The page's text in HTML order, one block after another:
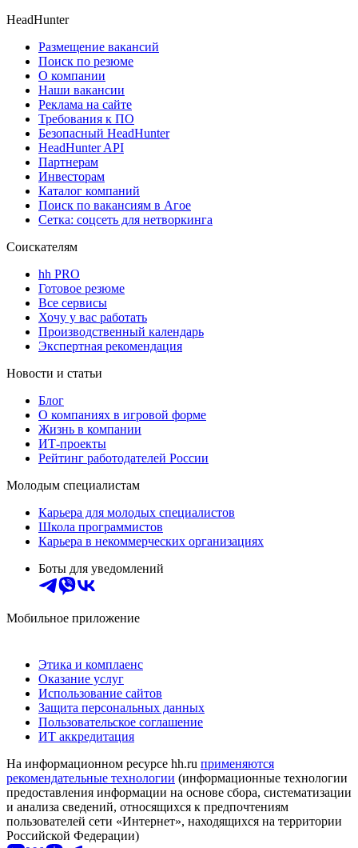
HeadHunter
Размещение вакансий
Поиск по резюме
О компании
Наши вакансии
Реклама на сайте
Требования к ПО
Безопасный HeadHunter
HeadHunter API
Партнерам
Инвесторам
Каталог компаний
Поиск по вакансиям в Агое
Сетка: соцсеть для нетворкинга
Соискателям
hh PRO
Готовое резюме
Все сервисы
Хочу у вас работать
Производственный календарь
Экспертная рекомендация
Новости и статьи
Блог
О компаниях в игровой форме
Жизнь в компании
ИТ-проекты
Рейтинг работодателей России
Молодым специалистам
Карьера для молодых специалистов
Школа программистов
Карьера в некоммерческих организациях
Боты для уведомлений
Мобильное приложение
Этика и комплаенс
Оказание услуг
Использование сайтов
Защита персональных данных
Пользовательское соглашение
ИТ аккредитация
На информационном ресурсе hh.ru применяются
рекомендательные технологии (информационные технологии
предоставления информации на основе сбора, систематизации
и анализа сведений, относящихся к предпочтениям
пользователей сети «Интернет», находящихся на территории
Российской Федерации)